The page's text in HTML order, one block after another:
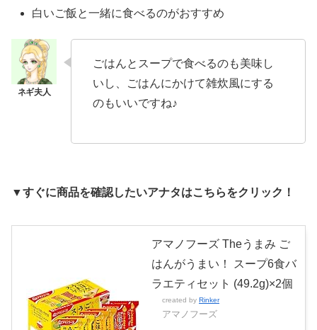
白いご飯と一緒に食べるのがおすすめ
ごはんとスープで食べるのも美味し
いし、ごはんにかけて雑炊風にする
のもいいですね♪
▼すぐに商品を確認したいアナタはこちらをクリック！
アマノフーズ Theうまみ ご
はんがうまい！ スープ6食バ
ラエティセット (49.2g)×2個
created by Rinker
アマノフーズ